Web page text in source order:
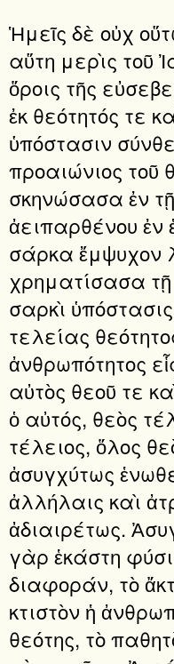
Ἡμεῖς δὲ οὐχ
αὕτη μερὶς τοῦ
ὅροις τῆς
ἐκ θεότητός τε
ὑπόστασιν
προαιώνιος τοῦ
σκηνώσασα ἐν
ἀειπαρθένου ἐν
σάρκα ἔμψυχον
χρηματίσασα
σαρκὶ
τελείας
ἀνθρωπότητος
αὐτὸς θεοῦ τε
ὁ αὐτός, θεὸς
τέλειος, ὅλος
ἀσυγχύτως
ἀλλήλαις καὶ
ἀδιαιρέτως.
γὰρ ἑκάστη
διαφοράν, τὸ
κτιστὸν ἡ
θεότης, τὸ